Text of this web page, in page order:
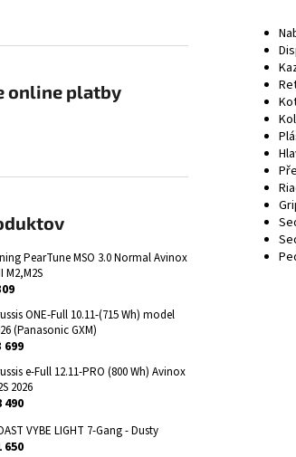
online platby
PearTune MSO 3.0 Normal Avinox
M2,M2S
ONE-Full 10.11-(715 Wh) model
(Panasonic GXM)
699
e-Full 12.11-PRO (800 Wh) Avinox
2026
490
VYBE LIGHT 7-Gang - Dusty
650